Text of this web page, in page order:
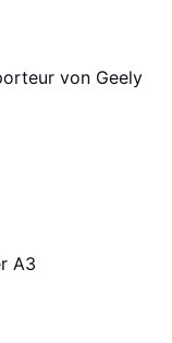
von Geely
A3